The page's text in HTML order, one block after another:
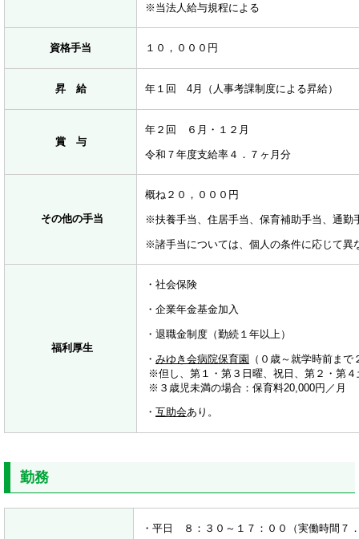
※当法人給与規程による
資格手当 １０，０００円
昇 給 年１回 4月（人事考課制度による昇給）
賞 与
年２回 ６月・１２月
令和７年度支給率４．７ヶ月分
その他の手当
概ね２０，０００円
※扶養手当、住居手当、保育補助手当、通
※諸手当については、個人の条件に応じて異
福利厚生
・社会保険
・企業年金基金加入
・退職金制度（勤続１年以上）
・ みゆき会病院保育園 （０歳～就学時前ま
※但し、第１・第３日曜、祝日、第２・第
※３歳児未満の場合：保育料20,000円／月
・ 互助会あり。
勤務
・平日 ８：３０～１７：００（実働時間